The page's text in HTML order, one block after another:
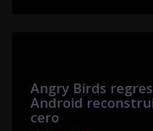
Angry Birds
Android
cero